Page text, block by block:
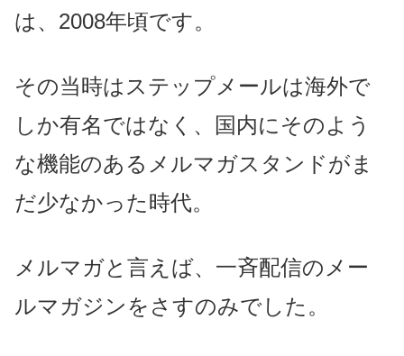
は、2008年頃です。
その当時はステップメールは海外で
しか有名ではなく、国内にそのよう
な機能のあるメルマガスタンドがま
だ少なかった時代。
メルマガと言えば、一斉配信のメー
ルマガジンをさすのみでした。